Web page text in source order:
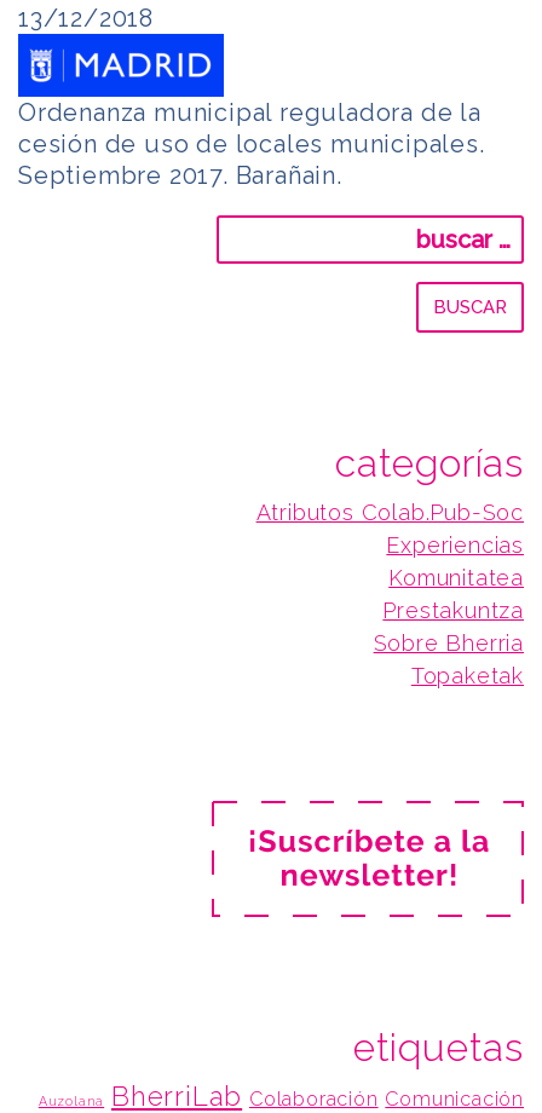
13/12/2018
Ordenanza municipal reguladora de la
cesión de uso de locales municipales.
Septiembre 2017. Barañain.
categorías
Atributos Colab.Pub-Soc
Experiencias
Komunitatea
Prestakuntza
Sobre Bherria
Topaketak
etiquetas
Auzolana BherriLab Colaboración Comunicación